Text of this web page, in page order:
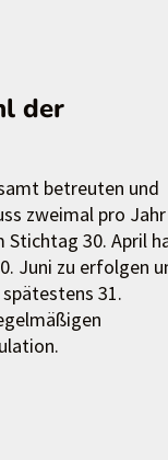
der
betreuten und
zweimal pro
Stichtag 30. April
Juni zu erfolgen
31.